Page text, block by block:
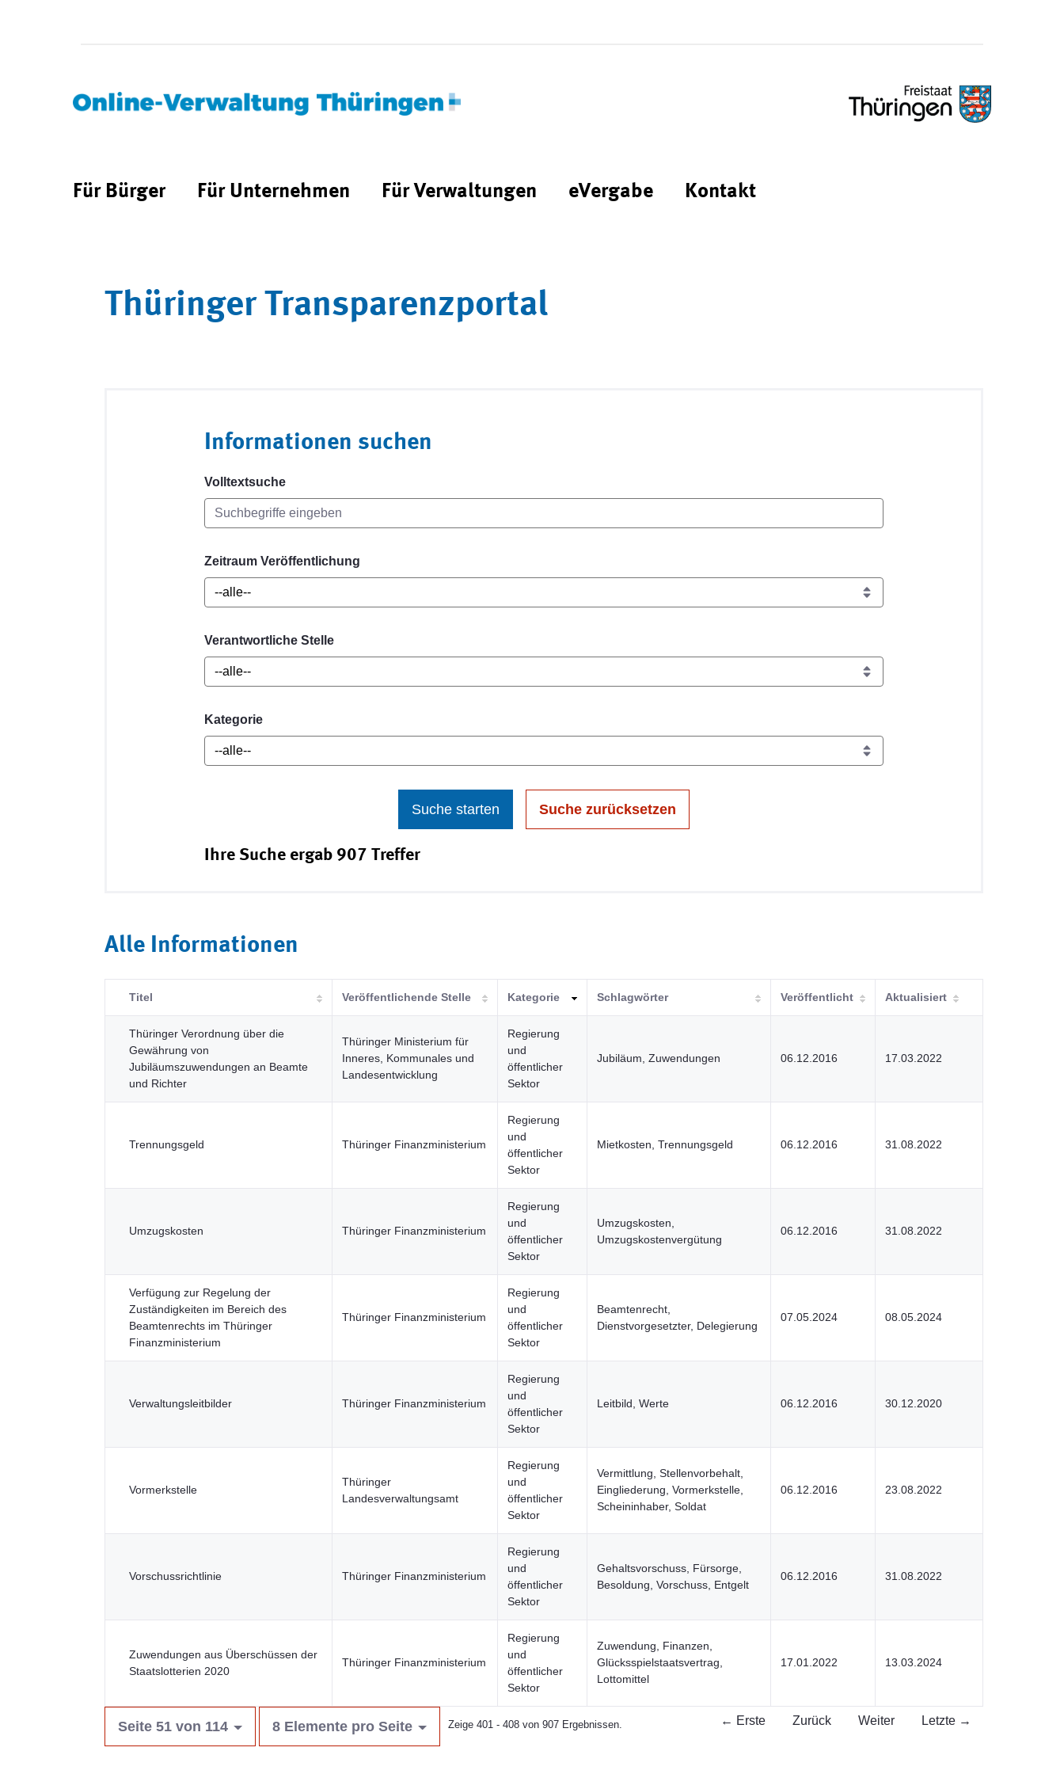
Für Bürger Für Unternehmen Für Verwaltungen eVergabe Kontakt
Thüringer Transparenzportal
Informationen suchen
Volltextsuche
Zeitraum Veröffentlichung
Verantwortliche Stelle
Kategorie
Suche starten Suche zurücksetzen
Ihre Suche ergab 907 Treffer
Alle Informationen
Titel Veröffentlichende Stelle Kategorie Schlagwörter Veröffentlicht Aktualisiert
Thüringer Verordnung über die
Gewährung von
Jubiläumszuwendungen an Beamte
und Richter
Thüringer Ministerium für
Inneres, Kommunales und
Landesentwicklung
Regierung
und
öffentlicher
Sektor
Jubiläum, Zuwendungen 06.12.2016 17.03.2022
Trennungsgeld Thüringer Finanzministerium
Regierung
und
öffentlicher
Sektor
Mietkosten, Trennungsgeld 06.12.2016 31.08.2022
Umzugskosten Thüringer Finanzministerium
Regierung
und
öffentlicher
Sektor
Umzugskosten,
Umzugskostenvergütung
06.12.2016 31.08.2022
Verfügung zur Regelung der
Zuständigkeiten im Bereich des
Beamtenrechts im Thüringer
Finanzministerium
Thüringer Finanzministerium
Regierung
und
öffentlicher
Sektor
Beamtenrecht,
Dienstvorgesetzter, Delegierung
07.05.2024 08.05.2024
Verwaltungsleitbilder Thüringer Finanzministerium
Regierung
und
öffentlicher
Sektor
Leitbild, Werte 06.12.2016 30.12.2020
Vormerkstelle
Thüringer
Landesverwaltungsamt
Regierung
und
öffentlicher
Sektor
Vermittlung, Stellenvorbehalt,
Eingliederung, Vormerkstelle,
Scheininhaber, Soldat
06.12.2016 23.08.2022
Vorschussrichtlinie Thüringer Finanzministerium
Regierung
und
öffentlicher
Sektor
Gehaltsvorschuss, Fürsorge,
Besoldung, Vorschuss, Entgelt
06.12.2016 31.08.2022
Zuwendungen aus Überschüssen der
Staatslotterien 2020
Thüringer Finanzministerium
Regierung
und
öffentlicher
Sektor
Zuwendung, Finanzen,
Glücksspielstaatsvertrag,
Lottomittel
17.01.2022 13.03.2024
Seite 51 von 114 8 Elemente pro Seite Zeige 401 - 408 von 907 Ergebnissen. ← Erste Zurück Weiter Letzte →